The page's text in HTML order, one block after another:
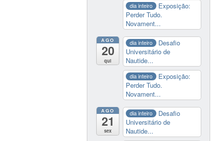
dia inteiro
Exposição:
Perder Tudo.
Novament...
AGO
20
qui
dia inteiro
Desafio
Universitário de
Nautide...
dia inteiro
Exposição:
Perder Tudo.
Novament...
AGO
21
sex
dia inteiro
Desafio
Universitário de
Nautide...